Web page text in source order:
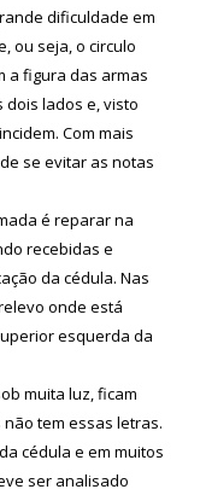
dificuldade em
ou seja, o circulo
a figura das armas
dois lados e, visto
Com mais
se evitar as notas
é reparar na
recebidas e
da cédula. Nas
onde está
esquerda da
muita luz, ficam
não tem essas letras.
cédula e em muitos
ser analisado